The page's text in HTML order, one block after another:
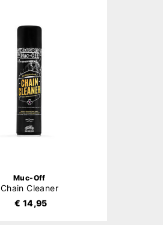
Muc-Off
Chain Cleaner
€ 14,95